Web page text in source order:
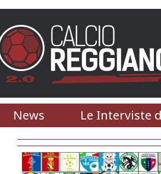
News Le Interviste